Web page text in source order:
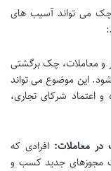
چک می تواند آسیب های
و معاملات، چک برگشتی
این موضوع می تواند
اعتماد شرکای تجاری،
معاملات: افرادی که
مجوزهای جدید کسب و